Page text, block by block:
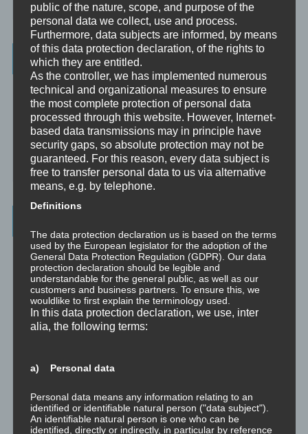
erfahrene Person an Klienten.
Wissenswertes
☞ Ablauf einer Beratung
☞ Vertraulichkeitserklärung
☞ Grundlagen für persönliche Entwicklung
☞ Was kostet es?
⇒ GrundlagenHier gibt es die grundlegenden Wissenseinheiten
und Techniken rund um Meditation.
⇒ Meditationen für TransformationHier gibt es Meditationen, die
die manchmal nötige Transformation für Entwicklung und Wachstum
anstoßen.
Traumreisen.
⇒ Philosophische ExkurseHier gibt es Hintergrundwissen zu den
public of the nature, scope, and purpose of the
personal data we collect, use and process.
Furthermore, data subjects are informed, by means
of this data protection declaration, of the rights to
which they are entitled.
As the controller, we has implemented numerous
technical and organizational measures to ensure
the most complete protection of personal data
processed through this website. However, Internet-
based data transmissions may in principle have
security gaps, so absolute protection may not be
guaranteed. For this reason, every data subject is
free to transfer personal data to us via alternative
means, e.g. by telephone.
Definitions
The data protection declaration us is based on the terms
used by the European legislator for the adoption of the
General Data Protection Regulation (GDPR). Our data
protection declaration should be legible and
understandable for the general public, as well as our
customers and business partners. To ensure this, we
wouldlike to first explain the terminology used.
In this data protection declaration, we use, inter
alia, the following terms:
a) Personal data
Personal data means any information relating to an
identified or identifiable natural person ("data subject").
An identifiable natural person is one who can be
identified, directly or indirectly, in particular by reference